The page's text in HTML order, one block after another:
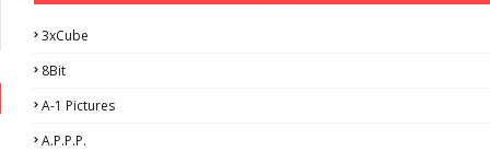
3xCube
8Bit
A-1 Pictures
A.P.P.P.